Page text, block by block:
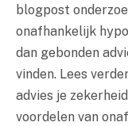
blogpost
onafhankelijk
dan gebonden
vinden. Lees
advies je
voordelen van